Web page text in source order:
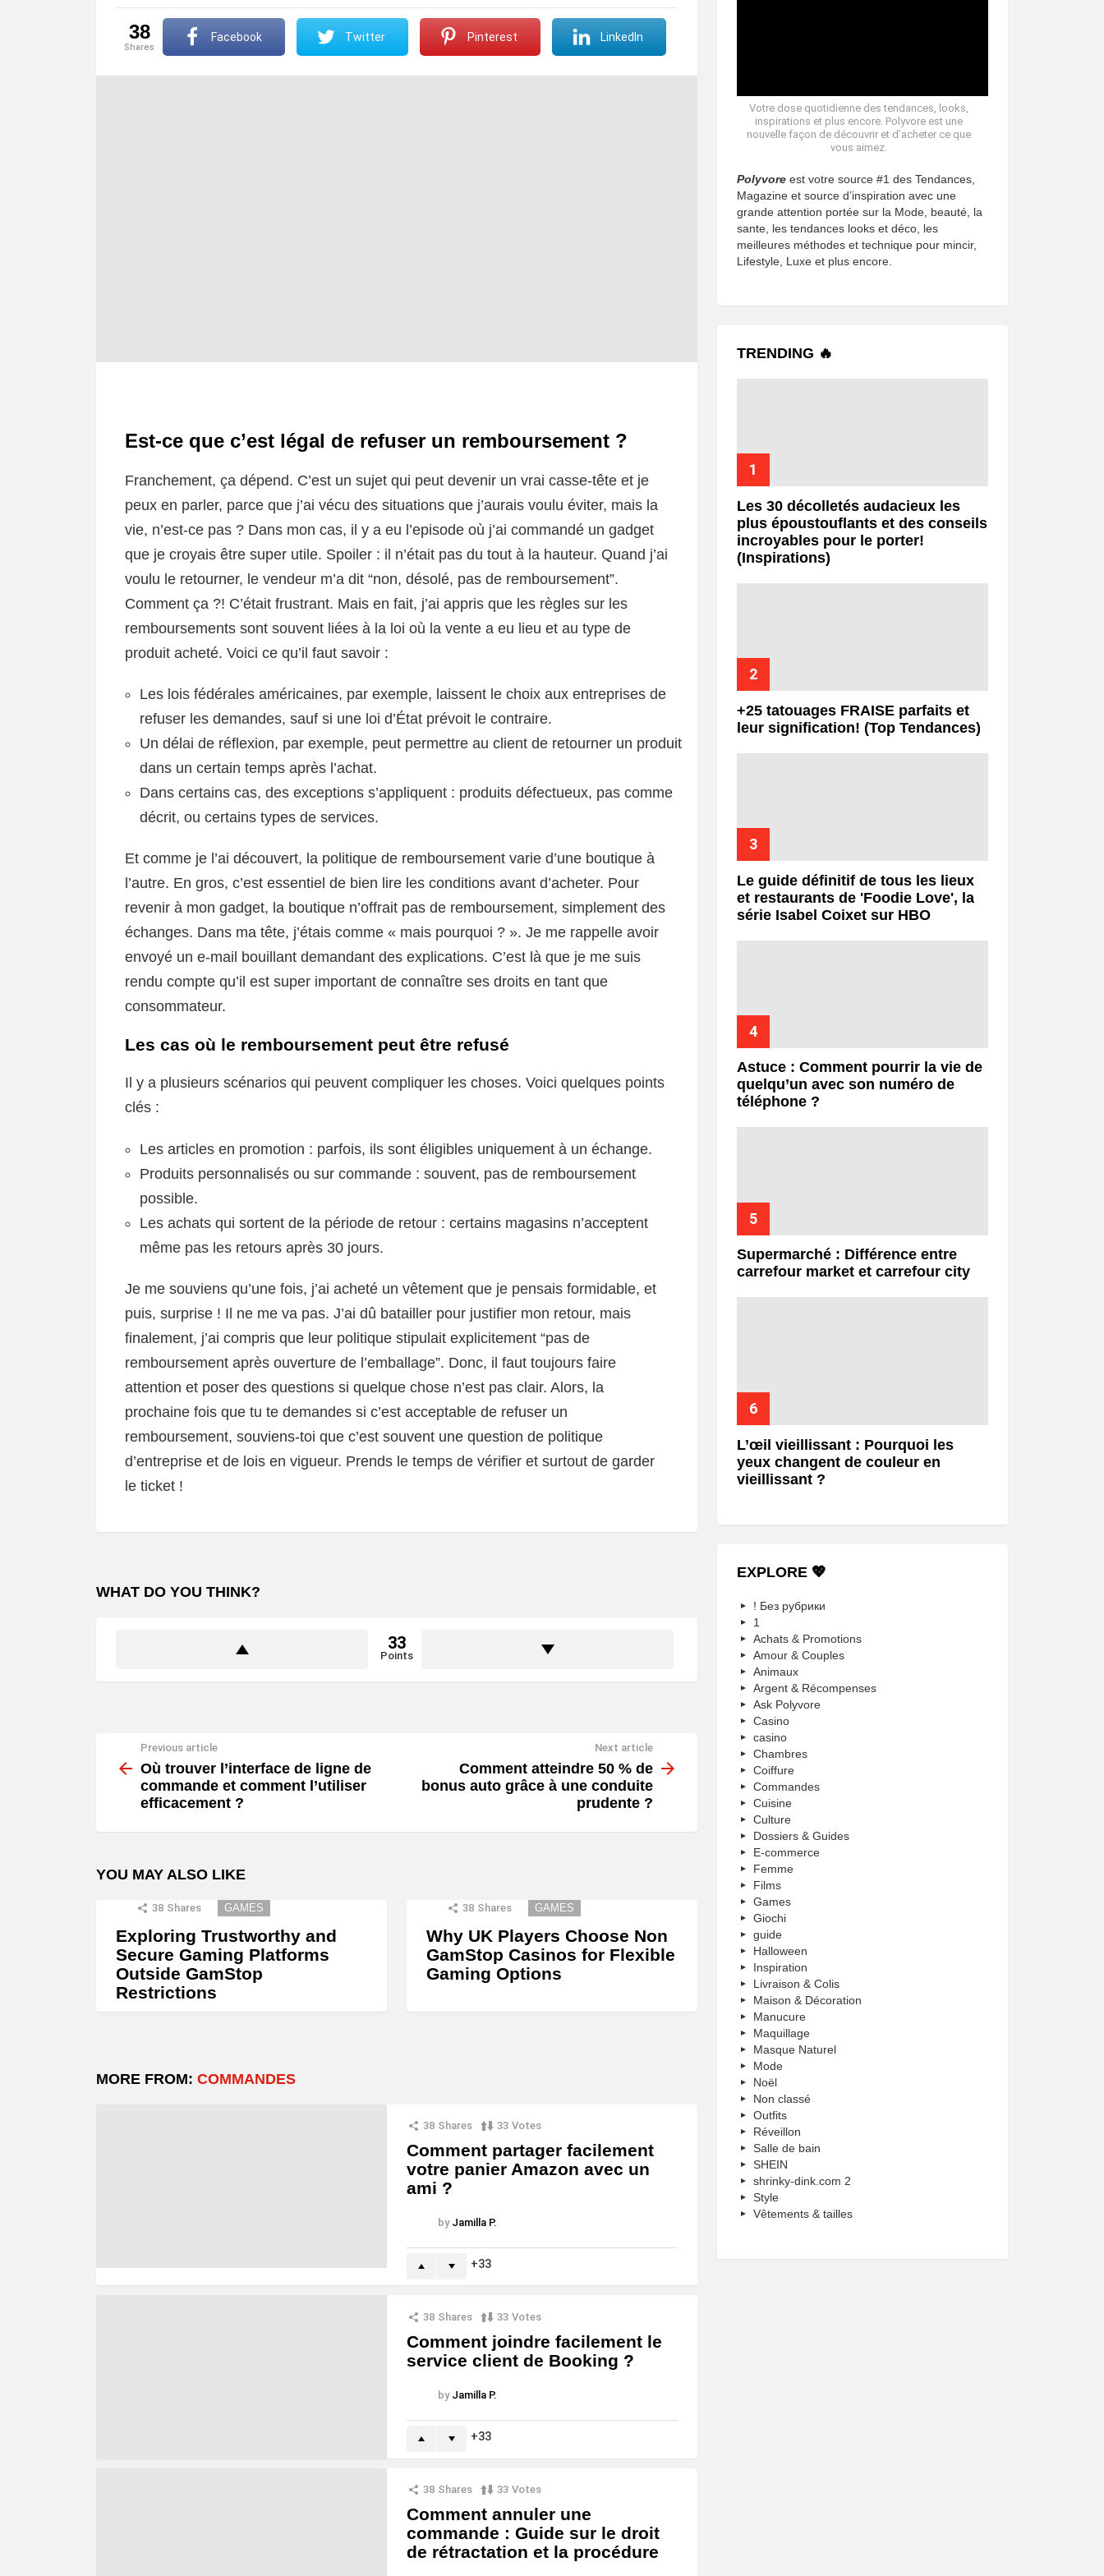
38
shares
Facebook Twitter Pinterest LinkedIn
Est-ce que c’est légal de refuser un remboursement ?
Franchement, ça dépend. C’est un sujet qui peut devenir un vrai casse-tête et je
peux en parler, parce que j’ai vécu des situations que j’aurais voulu éviter, mais la
vie, n’est-ce pas ? Dans mon cas, il y a eu l’episode où j’ai commandé un gadget
que je croyais être super utile. Spoiler : il n’était pas du tout à la hauteur. Quand j’ai
voulu le retourner, le vendeur m’a dit “non, désolé, pas de remboursement”.
Comment ça ?! C’était frustrant. Mais en fait, j’ai appris que les règles sur les
remboursements sont souvent liées à la loi où la vente a eu lieu et au type de
produit acheté. Voici ce qu’il faut savoir :
Les lois fédérales américaines, par exemple, laissent le choix aux entreprises de
refuser les demandes, sauf si une loi d’État prévoit le contraire.
Un délai de réflexion, par exemple, peut permettre au client de retourner un produit
dans un certain temps après l’achat.
Dans certains cas, des exceptions s’appliquent : produits défectueux, pas comme
décrit, ou certains types de services.
Et comme je l’ai découvert, la politique de remboursement varie d’une boutique à
l’autre. En gros, c’est essentiel de bien lire les conditions avant d’acheter. Pour
revenir à mon gadget, la boutique n’offrait pas de remboursement, simplement des
échanges. Dans ma tête, j’étais comme « mais pourquoi ? ». Je me rappelle avoir
envoyé un e-mail bouillant demandant des explications. C’est là que je me suis
rendu compte qu’il est super important de connaître ses droits en tant que
consommateur.
Les cas où le remboursement peut être refusé
Il y a plusieurs scénarios qui peuvent compliquer les choses. Voici quelques points
clés :
Les articles en promotion : parfois, ils sont éligibles uniquement à un échange.
Produits personnalisés ou sur commande : souvent, pas de remboursement
possible.
Les achats qui sortent de la période de retour : certains magasins n’acceptent
même pas les retours après 30 jours.
Je me souviens qu’une fois, j’ai acheté un vêtement que je pensais formidable, et
puis, surprise ! Il ne me va pas. J’ai dû batailler pour justifier mon retour, mais
finalement, j’ai compris que leur politique stipulait explicitement “pas de
remboursement après ouverture de l’emballage”. Donc, il faut toujours faire
attention et poser des questions si quelque chose n’est pas clair. Alors, la
prochaine fois que tu te demandes si c’est acceptable de refuser un
remboursement, souviens-toi que c’est souvent une question de politique
d’entreprise et de lois en vigueur. Prends le temps de vérifier et surtout de garder
le ticket !
WHAT DO YOU THINK?
33
Points
more
Previous article
Où trouver l’interface de ligne de
commande et comment l’utiliser
efficacement ?
Next article
Comment atteindre 50 % de
bonus auto grâce à une conduite
prudente ?
YOU MAY ALSO LIKE
38 Shares GAMES
Exploring Trustworthy and
Secure Gaming Platforms
Outside GamStop
Restrictions
38 Shares GAMES
Why UK Players Choose Non
GamStop Casinos for Flexible
Gaming Options
MORE FROM: COMMANDES
38 Shares 33 Votes
Comment partager facilement
votre panier Amazon avec un
ami ?
by Jamilla P.
33
38 Shares 33 Votes
Comment joindre facilement le
service client de Booking ?
by Jamilla P.
33
38 Shares 33 Votes
Comment annuler une
commande : Guide sur le droit
de rétractation et la procédure
Votre dose quotidienne des tendances, looks,
inspirations et plus encore. Polyvore est une
nouvelle façon de découvrir et d’acheter ce que
vous aimez.
Polyvore est votre source #1 des Tendances,
Magazine et source d’inspiration avec une
grande attention portée sur la Mode, beauté, la
sante, les tendances looks et déco, les
meilleures méthodes et technique pour mincir,
Lifestyle, Luxe et plus encore.
TRENDING 🔥
Les 30 décolletés audacieux les
plus époustouflants et des conseils
incroyables pour le porter!
(Inspirations)
+25 tatouages ​​FRAISE parfaits et
leur signification! (Top Tendances)
Le guide définitif de tous les lieux
et restaurants de 'Foodie Love', la
série Isabel Coixet sur HBO
Astuce : Comment pourrir la vie de
quelqu’un avec son numéro de
téléphone ?
Supermarché : Différence entre
carrefour market et carrefour city
L’œil vieillissant : Pourquoi les
yeux changent de couleur en
vieillissant ?
EXPLORE 💖
! Без рубрики
1
Achats & Promotions
Amour & Couples
Animaux
Argent & Récompenses
Ask Polyvore
Casino
casino
Chambres
Coiffure
Commandes
Cuisine
Culture
Dossiers & Guides
E-commerce
Femme
Films
Games
Giochi
guide
Halloween
Inspiration
Livraison & Colis
Maison & Décoration
Manucure
Maquillage
Masque Naturel
Mode
Noël
Non classé
Outfits
Réveillon
Salle de bain
SHEIN
shrinky-dink.com 2
Style
Vêtements & tailles